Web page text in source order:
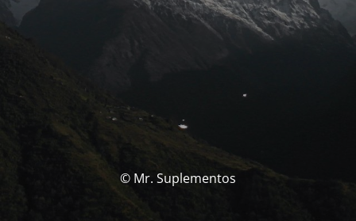
© Mr. Suplementos